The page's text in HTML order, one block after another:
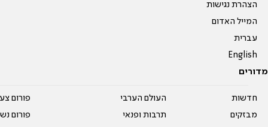
הצהרת נגישות
המייל האדום
עברית
English
מדורים
חדשות
מבזקים
העולם הערבי
תרבות ופנאי
פורום
פורום